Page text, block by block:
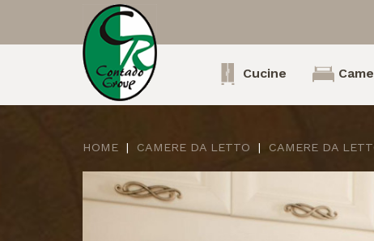
Cucine
HOME CAMERE DA LETTO CAMERE DA